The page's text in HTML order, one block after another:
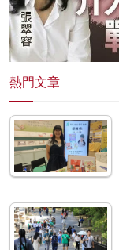
熱門文章